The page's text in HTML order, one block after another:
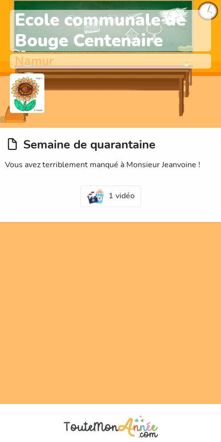
Ecole communale de
Bouge Centenaire
Namur
Semaine de quarantaine
Vous avez terriblement manqué à Monsieur Jeanvoine !
1 vidéo